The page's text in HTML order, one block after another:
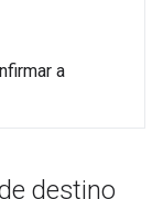
a
destino